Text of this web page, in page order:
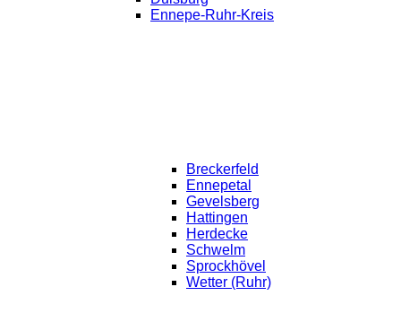
Ennepe-Ruhr-Kreis
Breckerfeld
Ennepetal
Gevelsberg
Hattingen
Herdecke
Schwelm
Sprockhövel
Wetter (Ruhr)